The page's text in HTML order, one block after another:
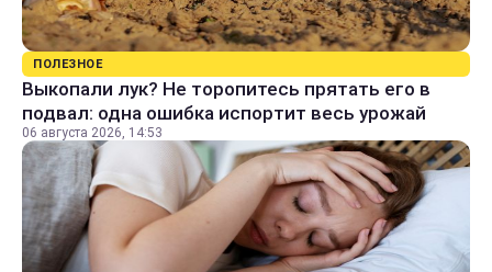
ПОЛЕЗНОЕ
Выкопали лук? Не торопитесь прятать его в
подвал: одна ошибка испортит весь урожай
06 августа 2026, 14:53